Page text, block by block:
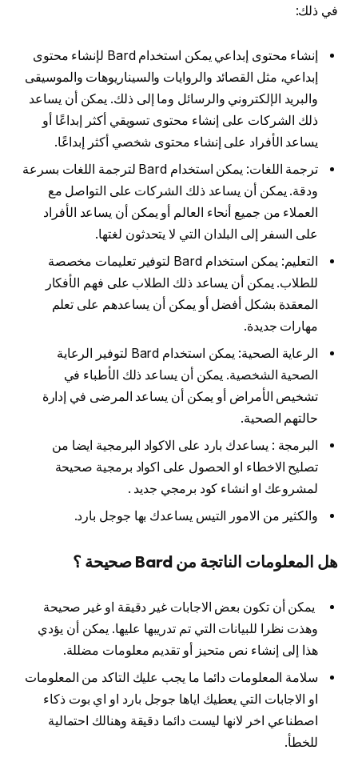
في ذلك:
إنشاء محتوى إبداعي يمكن استخدام Bard لإنشاء محتوى
إبداعي، مثل القصائد والروايات والسيناريوهات والموسيقى
والبريد الإلكتروني والرسائل وما إلى ذلك. يمكن أن يساعد
ذلك الشركات على إنشاء محتوى تسويقي أكثر إبداعًا أو
يساعد الأفراد على إنشاء محتوى شخصي أكثر إبداعًا.
ترجمة اللغات: يمكن استخدام Bard لترجمة اللغات بسرعة
ودقة. يمكن أن يساعد ذلك الشركات على التواصل مع
العملاء من جميع أنحاء العالم أو يمكن أن يساعد الأفراد
على السفر إلى البلدان التي لا يتحدثون لغتها.
التعليم: يمكن استخدام Bard لتوفير تعليمات مخصصة
للطلاب. يمكن أن يساعد ذلك الطلاب على فهم الأفكار
المعقدة بشكل أفضل أو يمكن أن يساعدهم على تعلم
مهارات جديدة.
الرعاية الصحية: يمكن استخدام Bard لتوفير الرعاية
الصحية الشخصية. يمكن أن يساعد ذلك الأطباء في
تشخيص الأمراض أو يمكن أن يساعد المرضى في إدارة
حالتهم الصحية.
البرمجة : يساعدك بارد على الاكواد البرمجية ايضا من
تصليح الاخطاء او الحصول على اكواد برمجية صحيحة
لمشروعك او انشاء كود برمجي جديد .
والكثير من الامور التيس يساعدك بها جوجل بارد.
هل المعلومات الناتجة من Bard صحيحة ؟
يمكن أن تكون بعض الاجابات غير دقيقة او غير صحيحة
وهذت نظرا للبيانات التي تم تدريبها عليها. يمكن أن يؤدي
هذا إلى إنشاء نص متحيز أو تقديم معلومات مضللة.
سلامة المعلومات دائما ما يجب عليك التاكد من المعلومات
او الاجابات التي يعطيك اياها جوجل بارد او اي بوت ذكاء
اصطناعي اخر لانها ليست دائما دقيقة وهنالك احتمالية
للخطأ.